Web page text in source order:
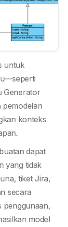
untuk
Generator
konteks
dapat
yang tidak
tiket Jira,
secara
penggunaan,
model